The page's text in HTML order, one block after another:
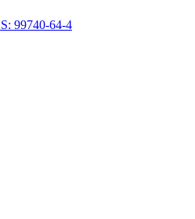
99740-64-4